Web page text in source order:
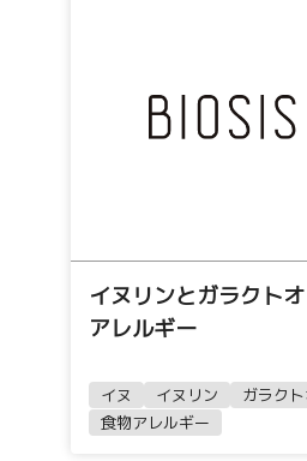
イヌリンとガラクト
アレルギー
イヌ イヌリン
ガラク
食物アレルギー